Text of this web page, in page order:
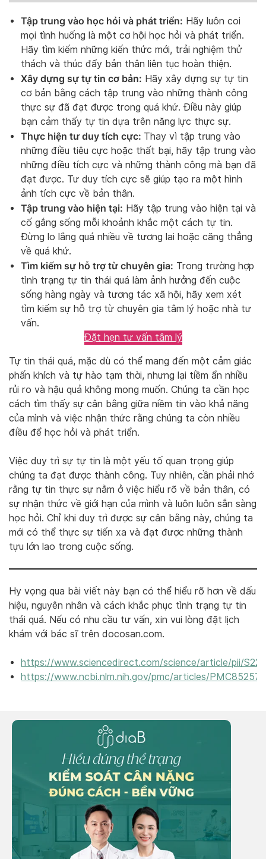
Tập trung vào học hỏi và phát triển: Hãy luôn coi
mọi tình huống là một cơ hội học hỏi và phát triển.
Hãy tìm kiếm những kiến thức mới, trải nghiệm thử
thách và thúc đẩy bản thân liên tục hoàn thiện.
Xây dựng sự tự tin cơ bản: Hãy xây dựng sự tự tin
cơ bản bằng cách tập trung vào những thành công
thực sự đã đạt được trong quá khứ. Điều này giúp
bạn cảm thấy tự tin dựa trên năng lực thực sự.
Thực hiện tư duy tích cực: Thay vì tập trung vào
những điều tiêu cực hoặc thất bại, hãy tập trung vào
những điều tích cực và những thành công mà bạn đã
đạt được. Tư duy tích cực sẽ giúp tạo ra một hình
ảnh tích cực về bản thân.
Tập trung vào hiện tại: Hãy tập trung vào hiện tại và
cố gắng sống mỗi khoảnh khắc một cách tự tin.
Đừng lo lắng quá nhiều về tương lai hoặc căng thẳng
về quá khứ.
Tìm kiếm sự hỗ trợ từ chuyên gia: Trong trường hợp
tình trạng tự tin thái quá làm ảnh hưởng đến cuộc
sống hàng ngày và tương tác xã hội, hãy xem xét
tìm kiếm sự hỗ trợ từ chuyên gia tâm lý hoặc nhà tư
vấn.
Đặt hẹn tư vấn tâm lý
Tự tin thái quá, mặc dù có thể mang đến một cảm giác
phấn khích và tự hào tạm thời, nhưng lại tiềm ẩn nhiều
rủi ro và hậu quả không mong muốn. Chúng ta cần học
cách tìm thấy sự cân bằng giữa niềm tin vào khả năng
của mình và việc nhận thức rằng chúng ta còn nhiều
điều để học hỏi và phát triển.
Việc duy trì sự tự tin là một yếu tố quan trọng giúp
chúng ta đạt được thành công. Tuy nhiên, cần phải nhớ
rằng tự tin thực sự nằm ở việc hiểu rõ về bản thân, có
sự nhận thức về giới hạn của mình và luôn luôn sẵn sàng
học hỏi. Chỉ khi duy trì được sự cân bằng này, chúng ta
mới có thể thực sự tiến xa và đạt được những thành
tựu lớn lao trong cuộc sống.
Hy vọng qua bài viết này bạn có thể hiểu rõ hơn về dấu
hiệu, nguyên nhân và cách khắc phục tình trạng tự tin
thái quá. Nếu có nhu cầu tư vấn, xin vui lòng đặt lịch
khám với bác sĩ trên docosan.com.
https://www.sciencedirect.com/science/article/pii/
https://www.ncbi.nlm.nih.gov/pmc/articles/